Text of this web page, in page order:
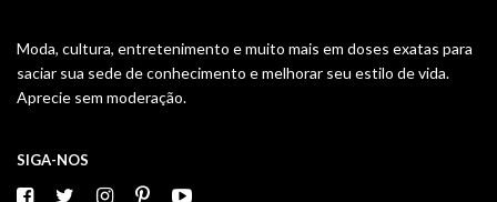
Moda, cultura, entretenimento e muito mais em doses exatas para
saciar sua sede de conhecimento e melhorar seu estilo de vida.
Aprecie sem moderação.
SIGA-NOS